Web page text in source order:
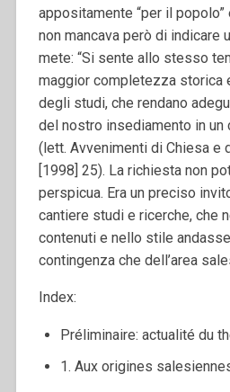
appositamente “per il popolo”
non mancava però di indicare
mete: “Si sente allo stesso
maggior completezza storica
degli studi, che rendano
del nostro insediamento in un
(lett. Avvenimenti di Chiesa e
[1998] 25). La richiesta non
perspicua. Era un preciso
cantiere studi e ricerche, che
contenuti e nello stile
contingenza che dell’area
Index:
Préliminaire: actualité du
1. Aux origines